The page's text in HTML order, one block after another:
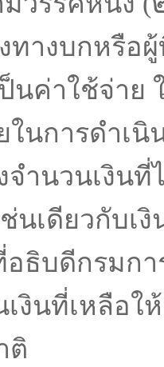
ทางบกหรือ
นค่าใช้จ่าย
นการดําเนิ
จํานวนเงินที่
นเดียวกับเ
อธิบดีกรมก
งินที่เหลือใ
ติ